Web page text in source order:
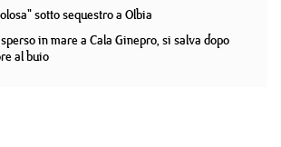
sotto sequestro a Olbia
in mare a Cala Ginepro, si salva dopo
al buio